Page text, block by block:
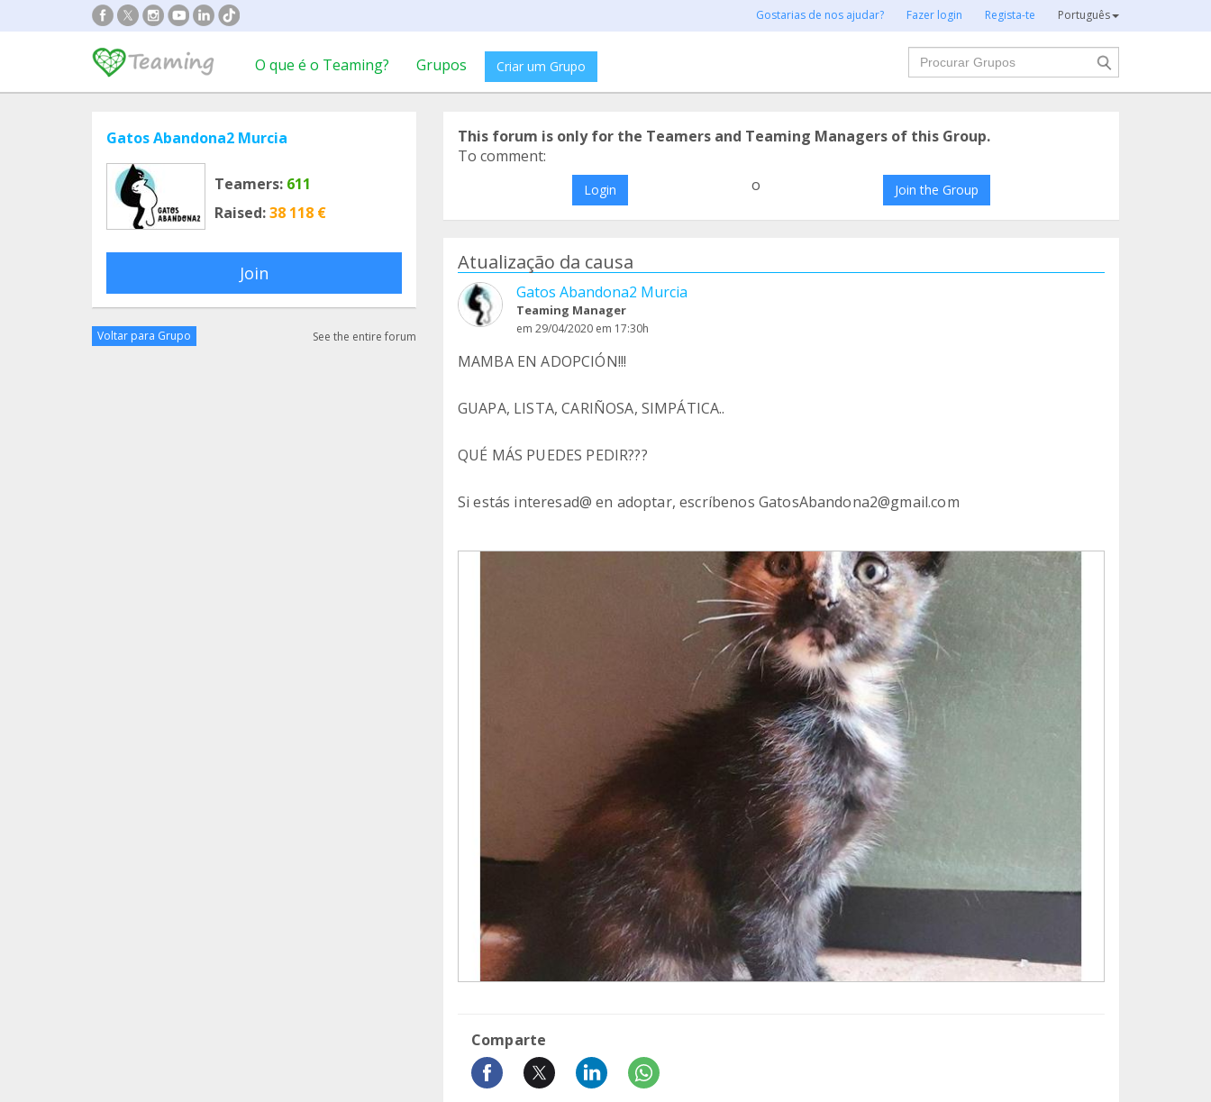
Gostarias de nos ajudar? Fazer login Regista-te Português
O que é o Teaming? Grupos Criar um Grupo
Procurar
Gatos Abandona2 Murcia
Teamers: 611
Raised:38 118 €
Join
Voltar para Grupo See the entire forum
This forum is only for the Teamers and Teaming Managers of this Group.
To comment:
Login o Join the Group
Atualização da causa
Gatos Abandona2 Murcia
Teaming Manager
em 29/04/2020 em 17:30h
MAMBA EN ADOPCIÓN!!!
GUAPA, LISTA, CARIÑOSA, SIMPÁTICA..
QUÉ MÁS PUEDES PEDIR???
Si estás interesad@ en adoptar, escríbenos GatosAbandona2@gmail.com
Comparte